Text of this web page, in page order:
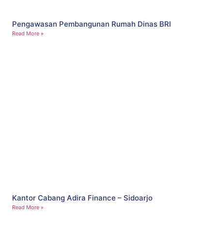
Pengawasan Pembangunan Rumah Dinas BRI
Read More »
Kantor Cabang Adira Finance – Sidoarjo
Read More »